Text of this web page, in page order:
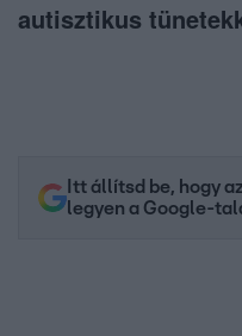
autisztikus
Itt állítsd be, hogy
legyen a Google-